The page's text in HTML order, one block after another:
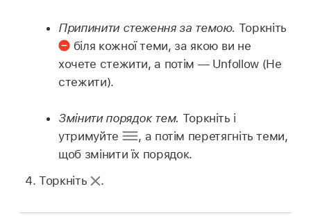
Припинити стеження за темою. Торкніть
біля кожної теми, за якою ви не
хочете стежити, а потім — Unfollow (Не
стежити).
Змінити порядок тем. Торкніть і
утримуйте
, а потім перетягніть теми,
щоб змінити їх порядок.
Торкніть
.